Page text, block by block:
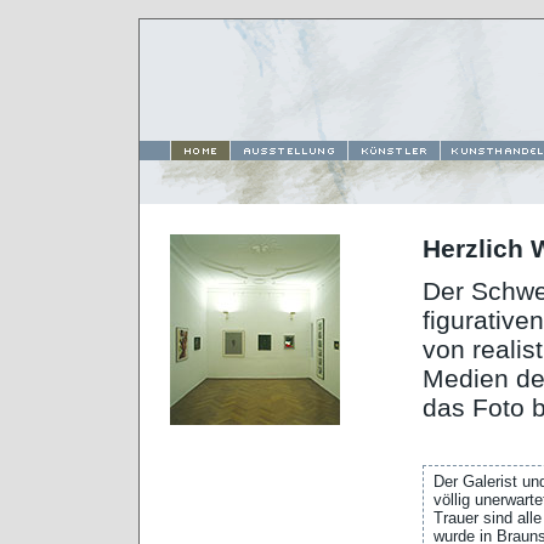
Herzlich
Der
von
Medien
das Foto
Der Galerist
völlig
Trauer sind
wurde in